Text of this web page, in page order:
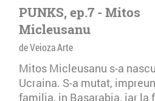
PUNKS, ep.7 - Mitos
Micleusanu
de Veioza Arte
Mitos Micleusanu s-a
Ucraina. S-a mutat,
familia, in Basarabia, iar la